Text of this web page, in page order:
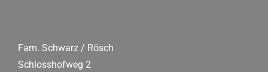
Fam. Schwarz / Rösch
Schlosshofweg 2